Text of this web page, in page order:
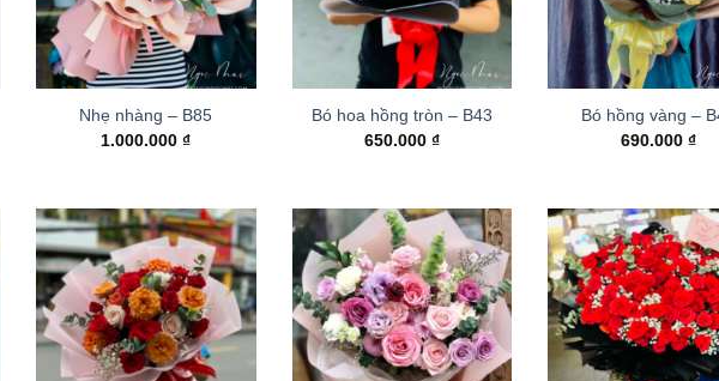
Nhẹ nhàng – B85
1.000.000₫
Bó hoa hồng tròn – B43
650.000 ₫
Bó hồng vàng –
690.000 ₫